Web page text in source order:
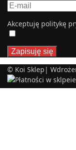
Akceptuję politykę
© Koi Sklep|